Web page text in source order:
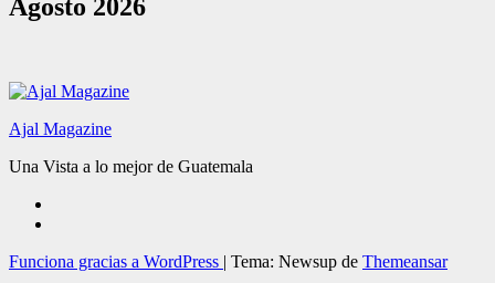
Agosto 2026
Ajal Magazine
Una Vista a lo mejor de Guatemala
Funciona gracias a WordPress | Tema: Newsup de Themeansar